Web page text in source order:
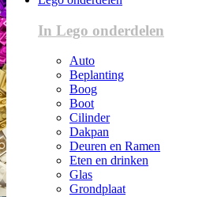
In Lego onderdelen
Auto
Beplanting
Boog
Boot
Cilinder
Dakpan
Deuren en Ramen
Eten en drinken
Glas
Grondplaat